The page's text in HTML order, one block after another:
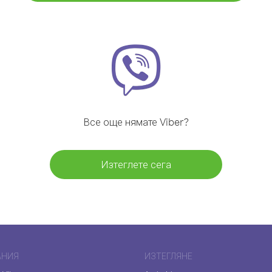
Все още нямате Viber?
Изтеглете сега
ИЗТЕГЛЯНЕ